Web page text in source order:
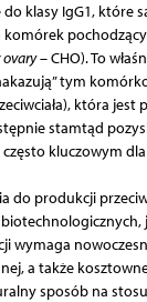
klasy IgG1, które
ovary– CHO). To
tym
która jest
stamtąd
kluczowym dla
do produkcji
wymaga
a także
sposób na